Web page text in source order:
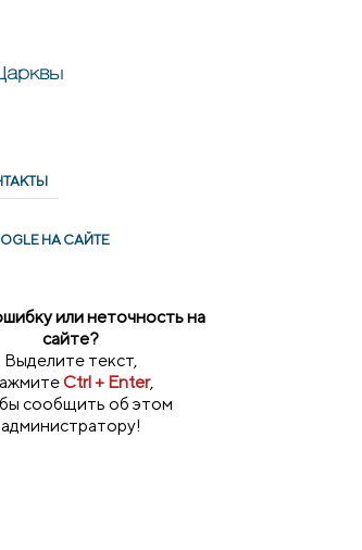
НА САЙТЕ
или неточность на
сайте?
Выделите текст,
Ctrl + Enter,
сообщить об этом
администратору!